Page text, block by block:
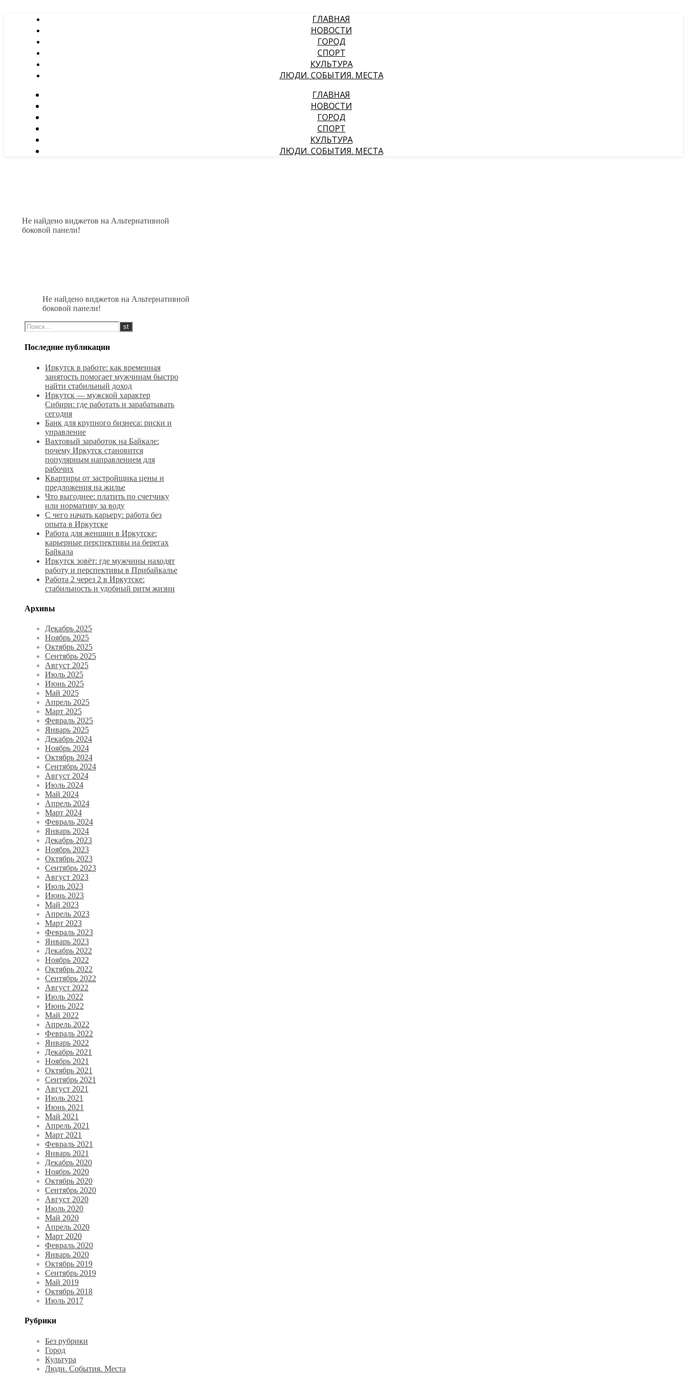
ГЛАВНАЯ
НОВОСТИ
ГОРОД
СПОРТ
КУЛЬТУРА
ЛЮДИ. СОБЫТИЯ. МЕСТА
ГЛАВНАЯ
НОВОСТИ
ГОРОД
СПОРТ
КУЛЬТУРА
ЛЮДИ. СОБЫТИЯ. МЕСТА
Не найдено виджетов на Альтернативной
боковой панели!
Не найдено виджетов на Альтернативной
боковой панели!
Последние публикации
Иркутск в работе: как временная
занятость помогает мужчинам быстро
найти стабильный доход
Иркутск — мужской характер
Сибири: где работать и зарабатывать
сегодня
Банк для крупного бизнеса: риски и
управление
Вахтовый заработок на Байкале:
почему Иркутск становится
популярным направлением для
рабочих
Квартиры от застройщика цены и
предложения на жилье
Что выгоднее: платить по счетчику
или нормативу за воду
С чего начать карьеру: работа без
опыта в Иркутске
Работа для женщин в Иркутске:
карьерные перспективы на берегах
Байкала
Иркутск зовёт: где мужчины находят
работу и перспективы в Прибайкалье
Работа 2 через 2 в Иркутске:
стабильность и удобный ритм жизни
Архивы
Декабрь 2025
Ноябрь 2025
Октябрь 2025
Сентябрь 2025
Август 2025
Июль 2025
Июнь 2025
Май 2025
Апрель 2025
Март 2025
Февраль 2025
Январь 2025
Декабрь 2024
Ноябрь 2024
Октябрь 2024
Сентябрь 2024
Август 2024
Июль 2024
Май 2024
Апрель 2024
Март 2024
Февраль 2024
Январь 2024
Декабрь 2023
Ноябрь 2023
Октябрь 2023
Сентябрь 2023
Август 2023
Июль 2023
Июнь 2023
Май 2023
Апрель 2023
Март 2023
Февраль 2023
Январь 2023
Декабрь 2022
Ноябрь 2022
Октябрь 2022
Сентябрь 2022
Август 2022
Июль 2022
Июнь 2022
Май 2022
Апрель 2022
Февраль 2022
Январь 2022
Декабрь 2021
Ноябрь 2021
Октябрь 2021
Сентябрь 2021
Август 2021
Июль 2021
Июнь 2021
Май 2021
Апрель 2021
Март 2021
Февраль 2021
Январь 2021
Декабрь 2020
Ноябрь 2020
Октябрь 2020
Сентябрь 2020
Август 2020
Июль 2020
Май 2020
Апрель 2020
Март 2020
Февраль 2020
Январь 2020
Октябрь 2019
Сентябрь 2019
Май 2019
Октябрь 2018
Июль 2017
Рубрики
Без рубрики
Город
Культура
Люди. События. Места